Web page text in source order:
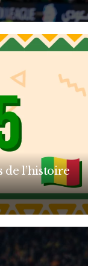
de l’histoire